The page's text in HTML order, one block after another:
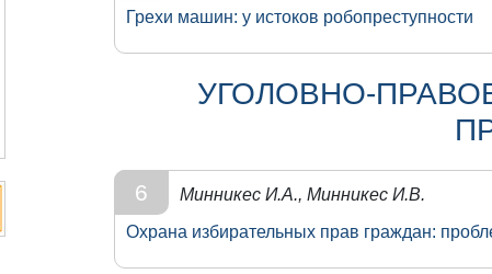
Грехи машин: у истоков робопреступности
УГОЛОВНО-
6
Минникес И.А., Минникес И.В.
Охрана избирательных прав граждан: